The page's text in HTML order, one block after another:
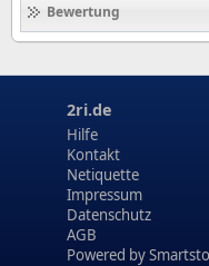
Bewertung
2ri.de
Hilfe
Kontakt
Netiquette
Impressum
Datenschutz
AGB
Powered by